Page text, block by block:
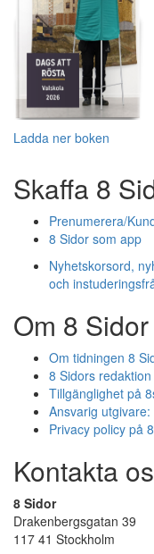
Ladda ner boken
Skaffa 8
Prenumerera/
8 Sidor som app
Nyhetskorsord,
och
Om 8 Sidor
Om tidningen 8
8 Sidors redaktion
Tillgänglighet på
Ansvarig utgivare:
Privacy policy på
Kontakta
8 Sidor
Drakenbergsgatan 39
117 41 Stockholm